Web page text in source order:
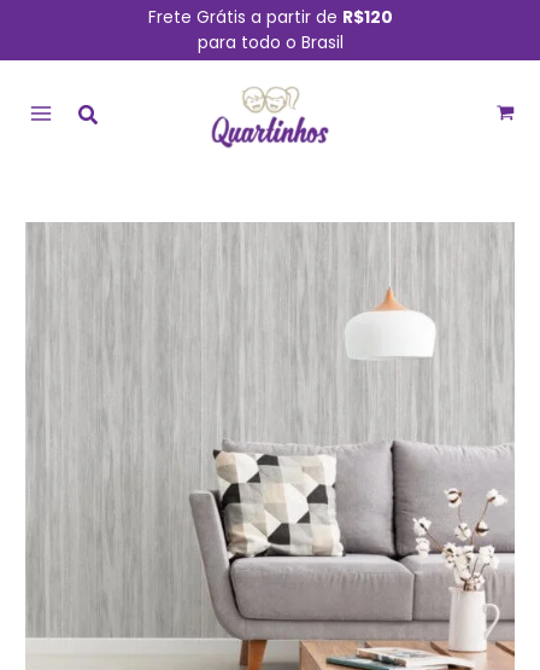
conteúdo
Frete Grátis a partir de R$120
para todo o Brasil
MENU